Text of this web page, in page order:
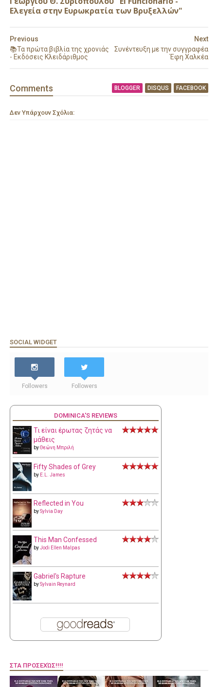
Ελεγεία στην Ευρωκρατία των Βρυξελλών"
Next
Συνέντευξη με την συγγραφέα
Έφη Χαλκέα
Previous
📚Τα πρώτα βιβλία της χρονιάς
- Εκδόσεις Κλειδάριθμος
Comments BLOGGER DISQUS FACEBOOK
Δεν Υπάρχουν Σχόλια:
SOCIAL WIDGET
Followers Followers
DOMINICA'S REVIEWS
Τι είναι έρωτας ζητάς να
μάθεις
byΘεώνη Μπριλή
Fifty Shades of Grey
by E.L. James
Reflected in You
bySylvia Day
This Man Confessed
byJodi Ellen Malpas
Gabriel's Rapture
bySylvain Reynard
ΣΤΑ ΠΡΟΣΕΧΏΣ!!!!